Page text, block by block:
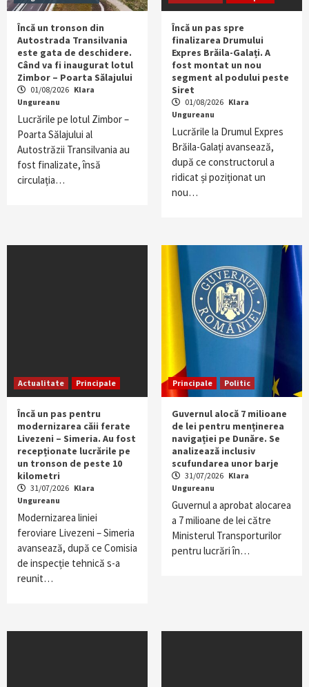
Încă un tronson din
Autostrada Transilvania
este gata de deschidere.
Când va fi inaugurat lotul
Zimbor – Poarta Sălajului
01/08/2026 Klara
Ungureanu
Lucrările pe lotul Zimbor –
Poarta Sălajului al
Autostrăzii Transilvania au
fost finalizate, însă
circulația…
Încă un pas spre
finalizarea Drumului
Expres Brăila-Galați. A
fost montat un nou
segment al podului peste
Siret
01/08/2026 Klara
Ungureanu
Lucrările la Drumul Expres
Brăila-Galați avansează,
după ce constructorul a
ridicat și poziționat un
nou…
Actualitate Principale
Încă un pas pentru
modernizarea căii ferate
Livezeni – Simeria. Au fost
recepționate lucrările pe
un tronson de peste 10
kilometri
31/07/2026 Klara
Ungureanu
Modernizarea liniei
feroviare Livezeni – Simeria
avansează, după ce Comisia
de inspecție tehnică s-a
reunit…
Principale Politic
Guvernul alocă 7 milioane
de lei pentru menținerea
navigației pe Dunăre. Se
analizează inclusiv
scufundarea unor barje
31/07/2026 Klara
Ungureanu
Guvernul a aprobat alocarea
a 7 milioane de lei către
Ministerul Transporturilor
pentru lucrări în…